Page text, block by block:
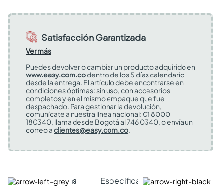
Satisfacción Garantizada
Ver más
Puedes devolver o cambiar un producto adquirido en
www.easy.com.codentro de los 5 días calendario
desde la entrega. El artículo debe encontrarse en
condiciones óptimas: sin uso, con accesorios
completos y en el mismo empaque que fue
despachado. Para gestionar la devolución,
comunícate a nuestra línea nacional: 01 8000
180340, llama desde Bogotá al 746 0340, o envía un
correo aclientes@easy.com.co.
Características Especificaciones Técnicas